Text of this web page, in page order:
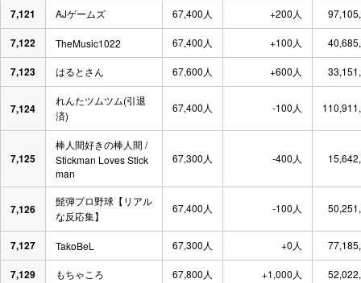
7,121 AJゲームズ 67,400人 +200人
7,122 TheMusic1022 67,400人 +100人
7,123 はるとさん 67,600人 +600人
7,124
れんたツムツム(引退
済)
67,400人 -100人
7,125
棒人間好きの棒人間 /
Stickman Loves Stick
man
67,300人 -400人
7,126
髭弾プロ野球【リアル
な反応集】
67,400人 -100人
7,127 TakoBeL 67,300人 +0人
7,129 もちゃころ 67,800人 +1,000人